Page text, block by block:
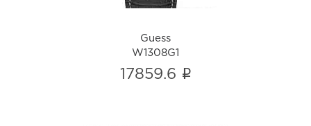
Guess
W1308G1
17859.6 i